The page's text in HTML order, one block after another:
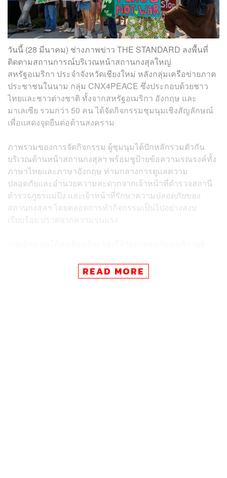
วันนี้ (28 มีนาคม) ช่างภาพข่าว THE STANDARD ลงพื้นที่
ติดตามสถานการณ์บริเวณหน้าสถานกงสุลใหญ่
สหรัฐอเมริกา ประจำจังหวัดเชียงใหม่ หลังกลุ่มเครือข่ายภาค
ประชาชนในนาม กลุ่ม CNX4PEACE ซึ่งประกอบด้วยชาว
ไทยและชาวต่างชาติ ทั้งจากสหรัฐอเมริกา อังกฤษ และ
มาเลเซีย รวมกว่า 50 คน ได้จัดกิจกรรมชุมนุมเชิงสัญลักษณ์
เพื่อแสดงจุดยืนต่อต้านสงคราม
ภาพรวมของการจัดกิจกรรม ผู้ชุมนุมได้ปักหลักรวมตัวกัน
บริเวณด้านหน้าสถานกงสุลฯ พร้อมชูป้ายข้อความรณรงค์ทั้ง
ภาษาไทยและภาษาอังกฤษ ท่ามกลางการดูแลความ
ปลอดภัยและอำนวยความสะดวกจากเจ้าหน้าที่ตำรวจสถานี
ตำรวจภูธรแม่ปิง และเจ้าหน้าที่รักษาความปลอดภัยของ
สถานกงสุลฯ โดยตลอดการทำกิจกรรมเป็นไปอย่างสงบ
เรียบร้อย ปราศจากความรุนแรง
ประชาธิปไตย โดยทางกลุ่มระบุว่า การเปิดฉากสู้รบกับ
รณรัฐอิสลามอิหร่านขาดความชอบธรรมทางกฎหมาย ไม่
READ MORE